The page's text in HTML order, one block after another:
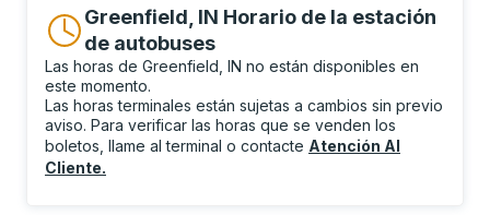
Greenfield, IN Horario de la estación
de autobuses
Las horas de Greenfield, IN no están disponibles en
este momento.
Las horas terminales están sujetas a cambios sin previo
aviso. Para verificar las horas que se venden los
boletos, llame al terminal o contacte Atención Al
Cliente.